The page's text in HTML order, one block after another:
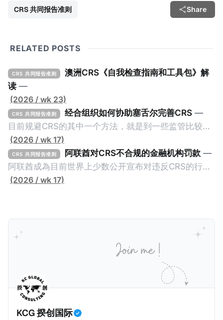
CRS 共同报告准则 Share
RELATED POSTS
CRS 共同报告准则
澳洲CRS《自我检查指南和工具包》解
读 —
(2026 / wk 23)
CRS 共同报告准则 经合组织如何协助塞舌尔完善CRS —
目前规避CRS的其中一个方法，就是到一些监管比较松
的CRS成员国设立金融账户或实体，并透过提供错误的
信息来避免金融信息透过CRS传回至居民地的税务机
关。这些CRS成员国的监管较松并不一定是有意为之，
毕竟不少成员都是属于发展中国家，没有足够的资源及
（OECD Global Forum）会提供技术支持，让目前机关
尚待完善的CRS成员更好的实施CRS及CARF，避免造
成全球CRS制度的漏洞。我们一起看看经合组织如何协
助一个发展中国家：塞舌尔（Seychelles）。
(2026 / wk 17)
CRS 共同报告准则 阿联酋对CRS不合规的金融机构罚款 —
阿联酋成為目前世界上少数公开宣布对违反CRS的行为
处以罚款的国家。2025年5月26日，阿联酋的阿布扎比
版的CRS）的实体处以罚款的新闻稿。在新闻稿中，
ADGM的金融服务监管局（FSRA）宣布对23家实体处
以总计61万迪拉姆（折合约人民币113万）的罚款，原
因是它们违反了阿联酋的《2017年CRS条例》、
《2022年FATCA条例》。 这两条条例在阿联酋落实了
CRS及FATCA要求，要求报告金融实体（简称RFI）收
集并报告外国账户持有人的信息，以协助打击国际逃税
行为。阿联酋签署的政府间协议通过促进不同司法管辖
(2026 / wk 17)
KCG 揆创国际